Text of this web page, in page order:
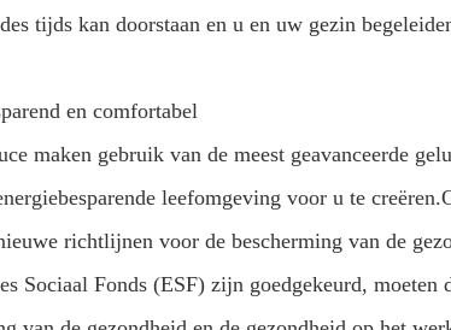
tijds kan doorstaan en u en uw gezin
en comfortabel
maken gebruik van de meest geavanceerde
leefomgeving voor u te
richtlijnen voor de bescherming van de
Sociaal Fonds (ESF) zijn goedgekeurd, moeten